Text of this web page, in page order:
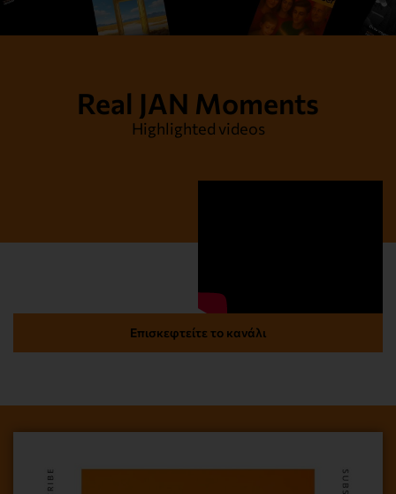
Real JAN Moments
Highlighted videos
Επισκεφτείτε το κανάλι